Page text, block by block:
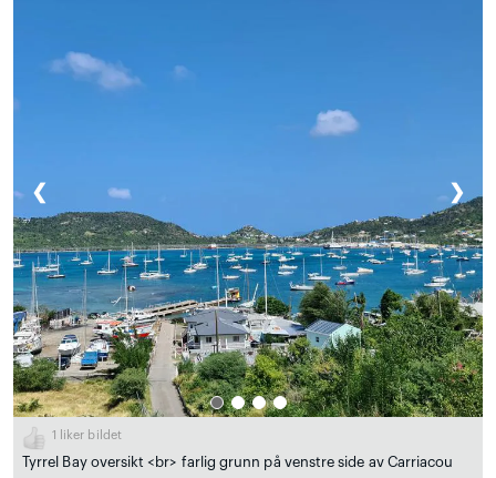
❮ ❯
1 liker bildet
Tyrrel Bay oversikt <br> farlig grunn på venstre side av Carriacou